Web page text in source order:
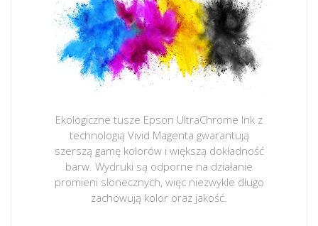
Ekologiczne tusze Epson UltraChrome Ink z
technologią Vivid Magenta gwarantują
szerszą gamę kolorów i większą dokładność
barw. Wydruki są odporne na działanie
promieni słonecznych, więc niezwykle długo
zachowują kolor oraz jakość.